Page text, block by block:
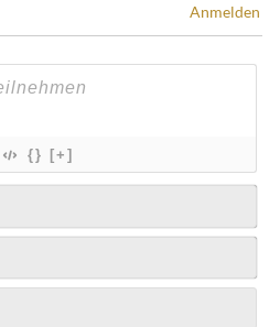
Anmelden
{} [+]